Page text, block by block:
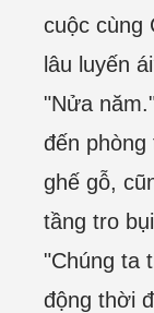
cuộc cùng
lâu luyến
"Nửa
đến
ghế gỗ,
tầng tro
"Chúng ta
động thời